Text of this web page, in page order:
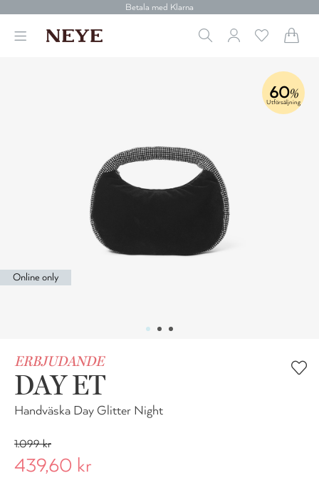
Betala med Klarna
Gratis frakt över 699 kr.
60%
Utförsäljning
Online only
ERBJUDANDE
DAY ET
Handväska Day Glitter Night
1.099 kr
439,60 kr